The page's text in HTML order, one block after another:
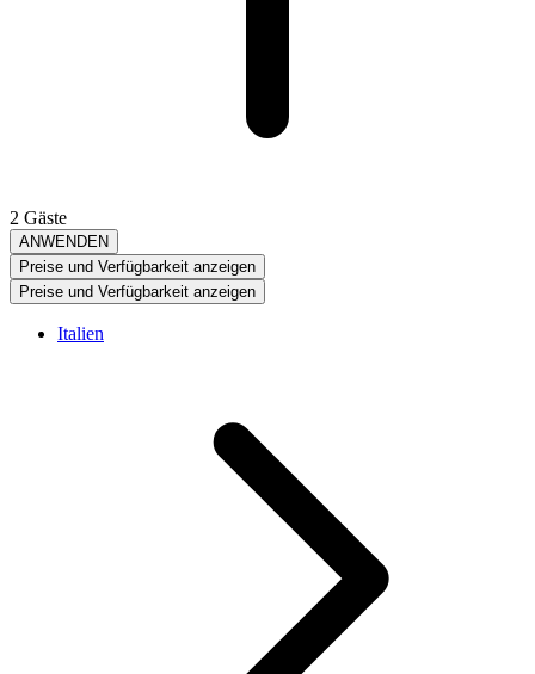
2 Gäste
ANWENDEN
Preise und Verfügbarkeit anzeigen
Preise und Verfügbarkeit anzeigen
Italien